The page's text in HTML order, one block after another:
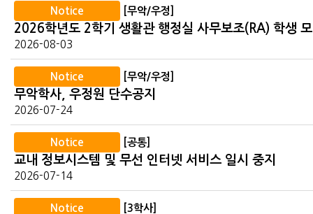
Notice [무악/우정]
2026학년도 2학기 생활관 행정실 사무보조(RA) 학생
2026-08-03
Notice [무악/우정]
무악학사, 우정원 단수공지
2026-07-24
Notice [공통]
교내 정보시스템 및 무선 인터넷 서비스 일시 중지
2026-07-14
Notice [3학사]